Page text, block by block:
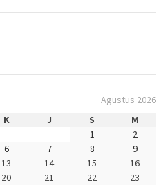
Agustus 2026
K J S
M
1
2
6 7 8
9
13 14 15
16
20 21 22
23